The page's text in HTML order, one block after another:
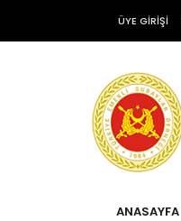
ÜYE GİRİŞİ
ANASAYFA